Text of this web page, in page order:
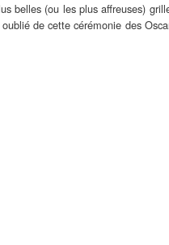
belles (ou les plus affreuses)
de cette cérémonie des